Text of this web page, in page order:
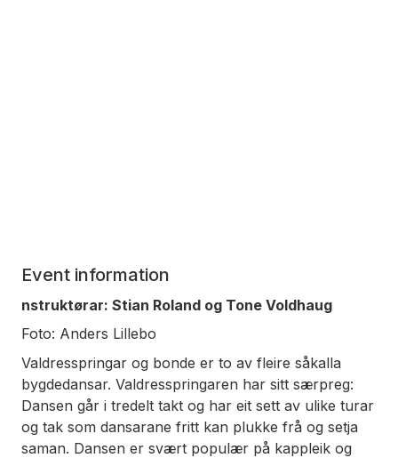
Event information
nstruktørar: Stian Roland og Tone Voldhaug
Foto: Anders Lillebo
Valdresspringar og bonde er to av fleire såkalla
bygdedansar. Valdresspringaren har sitt særpreg:
Dansen går i tredelt takt og har eit sett av ulike turar
og tak som dansarane fritt kan plukke frå og setja
saman. Dansen er svært populær på kappleik og